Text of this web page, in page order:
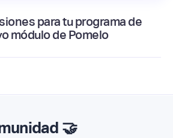
para tu programa de
módulo de Pomelo
🤝